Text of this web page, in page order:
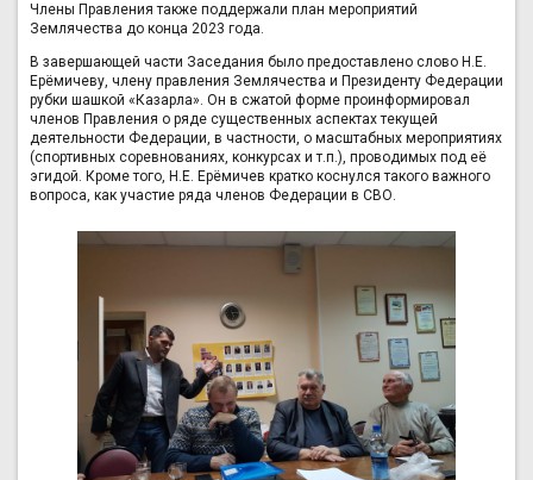
Члены Правления также поддержали план мероприятий
Землячества до конца 2023 года.
В завершающей части Заседания было предоставлено слово Н.Е.
Ерёмичеву, члену правления Землячества и Президенту Федерации
рубки шашкой «Казарла». Он в сжатой форме проинформировал
членов Правления о ряде существенных аспектах текущей
деятельности Федерации, в частности, о масштабных мероприятиях
(спортивных соревнованиях, конкурсах и т.п.), проводимых под её
эгидой. Кроме того, Н.Е. Ерёмичев кратко коснулся такого важного
вопроса, как участие ряда членов Федерации в СВО.